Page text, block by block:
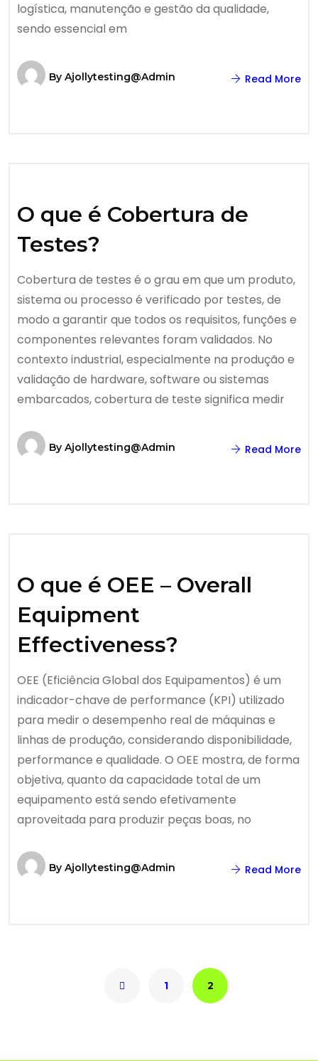
logística, manutenção e gestão da qualidade,
sendo essencial em
By Ajollytesting@admin Read More
O que é Cobertura de
Testes?
Cobertura de testes é o grau em que um produto,
sistema ou processo é verificado por testes, de
modo a garantir que todos os requisitos, funções e
componentes relevantes foram validados. No
contexto industrial, especialmente na produção e
validação de hardware, software ou sistemas
embarcados, cobertura de teste significa medir
By Ajollytesting@admin Read More
O que é OEE – Overall
Equipment
Effectiveness?
OEE (Eficiência Global dos Equipamentos) é um
indicador-chave de performance (KPI) utilizado
para medir o desempenho real de máquinas e
linhas de produção, considerando disponibilidade,
performance e qualidade. O OEE mostra, de forma
objetiva, quanto da capacidade total de um
equipamento está sendo efetivamente
aproveitada para produzir peças boas, no
By Ajollytesting@admin Read More
1 2